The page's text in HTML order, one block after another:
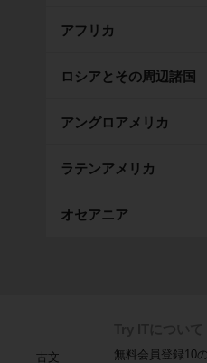
アフリカ
ロシアとその周辺諸国
アングロアメリカ
ラテンアメリカ
オセアニア
古文 無料会員登録10